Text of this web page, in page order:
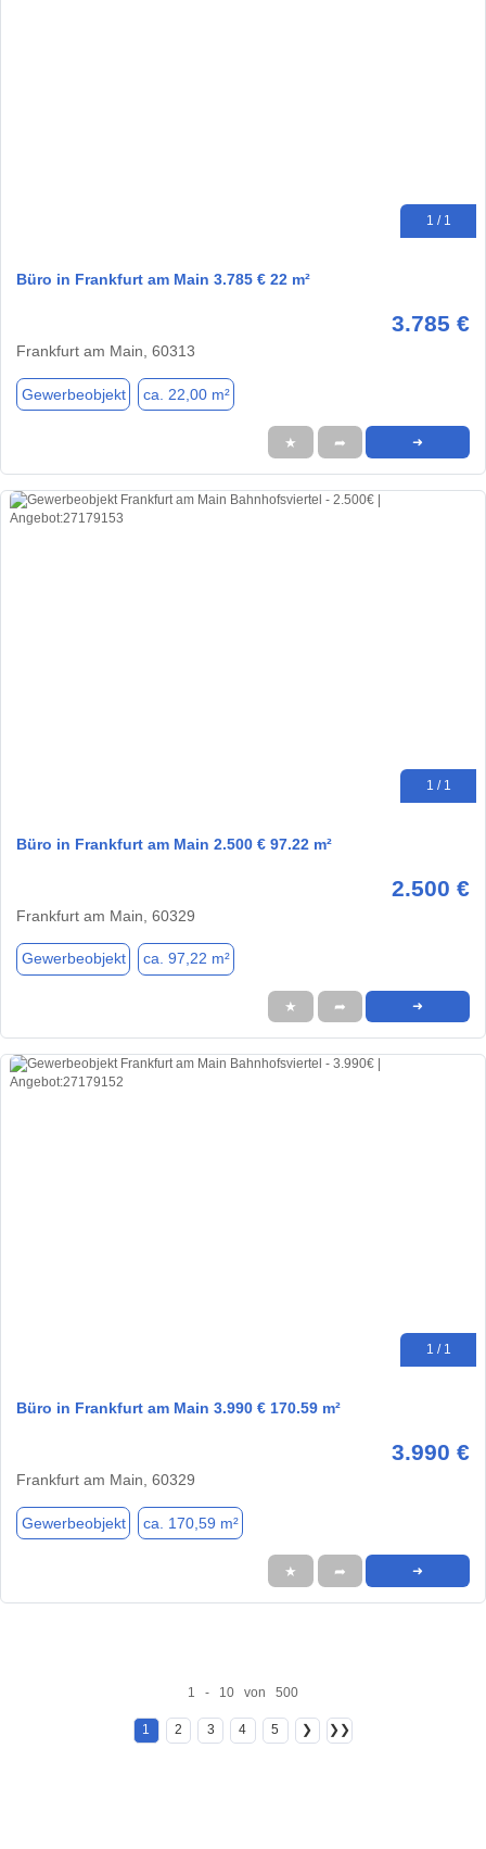
1 / 1
Büro in Frankfurt am Main 3.785 € 22 m²
3.785 €
Frankfurt am Main, 60313
Gewerbeobjekt ca. 22,00 m²
★ ➦ ➜
1 / 1
Büro in Frankfurt am Main 2.500 € 97.22 m²
2.500 €
Frankfurt am Main, 60329
Gewerbeobjekt ca. 97,22 m²
★ ➦ ➜
1 / 1
Büro in Frankfurt am Main 3.990 € 170.59 m²
3.990 €
Frankfurt am Main, 60329
Gewerbeobjekt ca. 170,59 m²
★ ➦ ➜
1 - 10 von 500
1 2 3 4 5 ❯ ❯❯